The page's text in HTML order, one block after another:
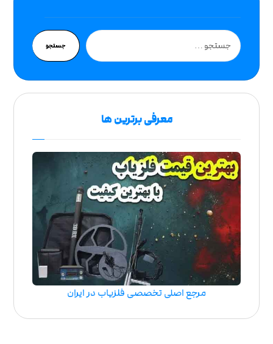
جستجو
معرفی برترین ها
مرجع اصلی تخصصی فلزیاب در ایران